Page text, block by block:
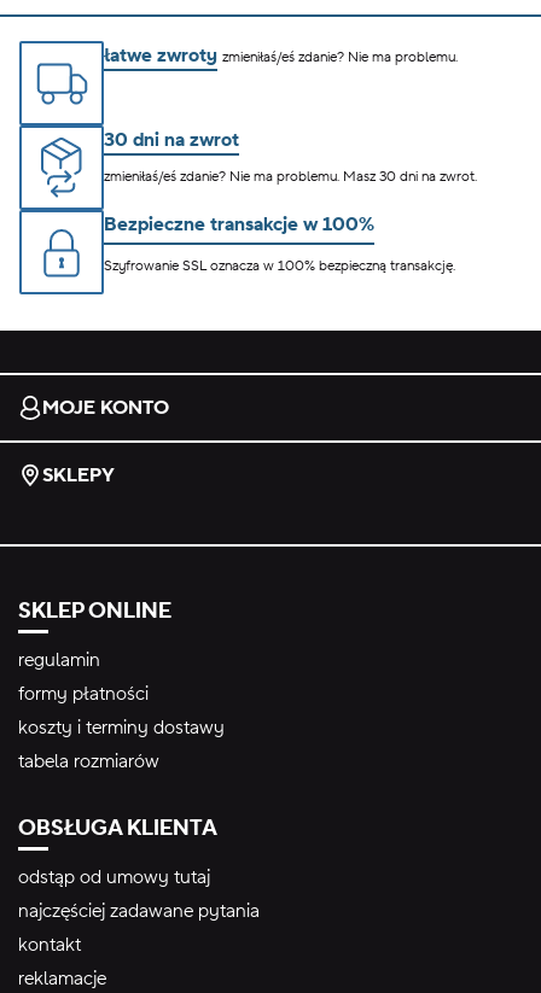
łatwe zwroty zmieniłaś/eś zdanie? Nie ma problemu.
30 dni na zwrot
zmieniłaś/eś zdanie? Nie ma problemu. Masz 30 dni na zwrot.
Bezpieczne transakcje w 100%
Szyfrowanie SSL oznacza w 100% bezpieczną transakcję.
MOJE KONTO
SKLEPY
SKLEP ONLINE
regulamin
formy płatności
koszty i terminy dostawy
tabela rozmiarów
OBSŁUGA KLIENTA
odstąp od umowy tutaj
najczęściej zadawane pytania
kontakt
reklamacje